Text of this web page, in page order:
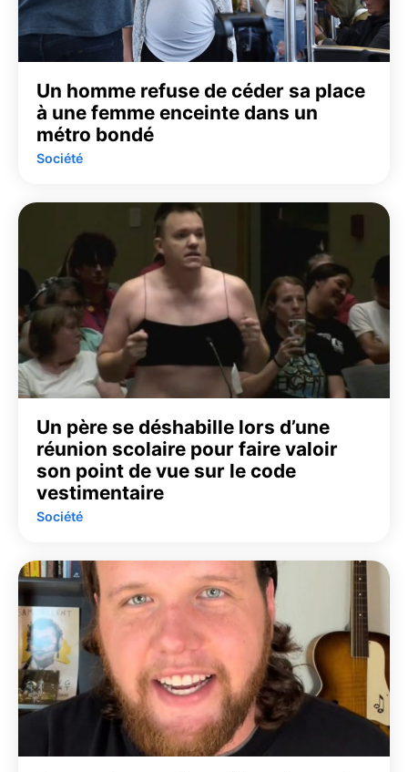
Un homme refuse de céder sa place
à une femme enceinte dans un
métro bondé
Société
Un père se déshabille lors d’une
réunion scolaire pour faire valoir
son point de vue sur le code
vestimentaire
Société